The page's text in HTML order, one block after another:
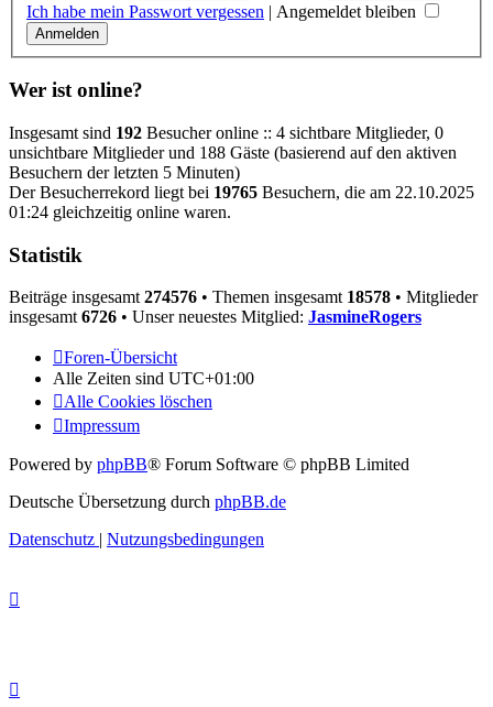
Ich habe mein Passwort vergessen | Angemeldet bleiben
Wer ist online?
Insgesamt sind 192 Besucher online :: 4 sichtbare Mitglieder, 0
unsichtbare Mitglieder und 188 Gäste (basierend auf den aktiven
Besuchern der letzten 5 Minuten)
Der Besucherrekord liegt bei 19765 Besuchern, die am 22.10.2025
01:24 gleichzeitig online waren.
Statistik
Beiträge insgesamt 274576 • Themen insgesamt 18578 • Mitglieder
insgesamt 6726 • Unser neuestes Mitglied: JasmineRogers
Foren-Übersicht
Alle Zeiten sind UTC+01:00
Alle Cookies löschen
Impressum
Powered by phpBB® Forum Software © phpBB Limited
Deutsche Übersetzung durch phpBB.de
Datenschutz | Nutzungsbedingungen